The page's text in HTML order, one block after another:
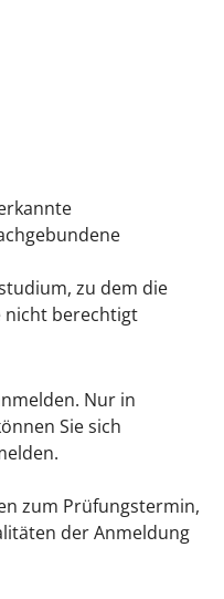
zu dem die
nicht berechtigt
Nur in
Sie sich
zum Prüfungstermin,
der Anmeldung